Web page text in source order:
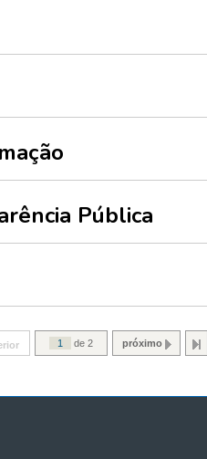
Pública
de 2 próximo